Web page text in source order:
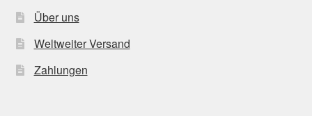
Über uns
Weltweiter Versand
Zahlungen